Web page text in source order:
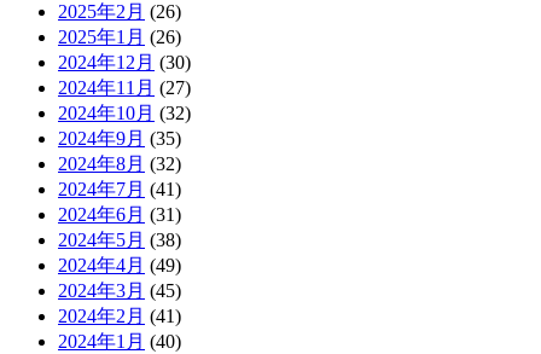
2025年2月 (26)
2025年1月 (26)
2024年12月 (30)
2024年11月 (27)
2024年10月 (32)
2024年9月 (35)
2024年8月 (32)
2024年7月 (41)
2024年6月 (31)
2024年5月 (38)
2024年4月 (49)
2024年3月 (45)
2024年2月 (41)
2024年1月 (40)